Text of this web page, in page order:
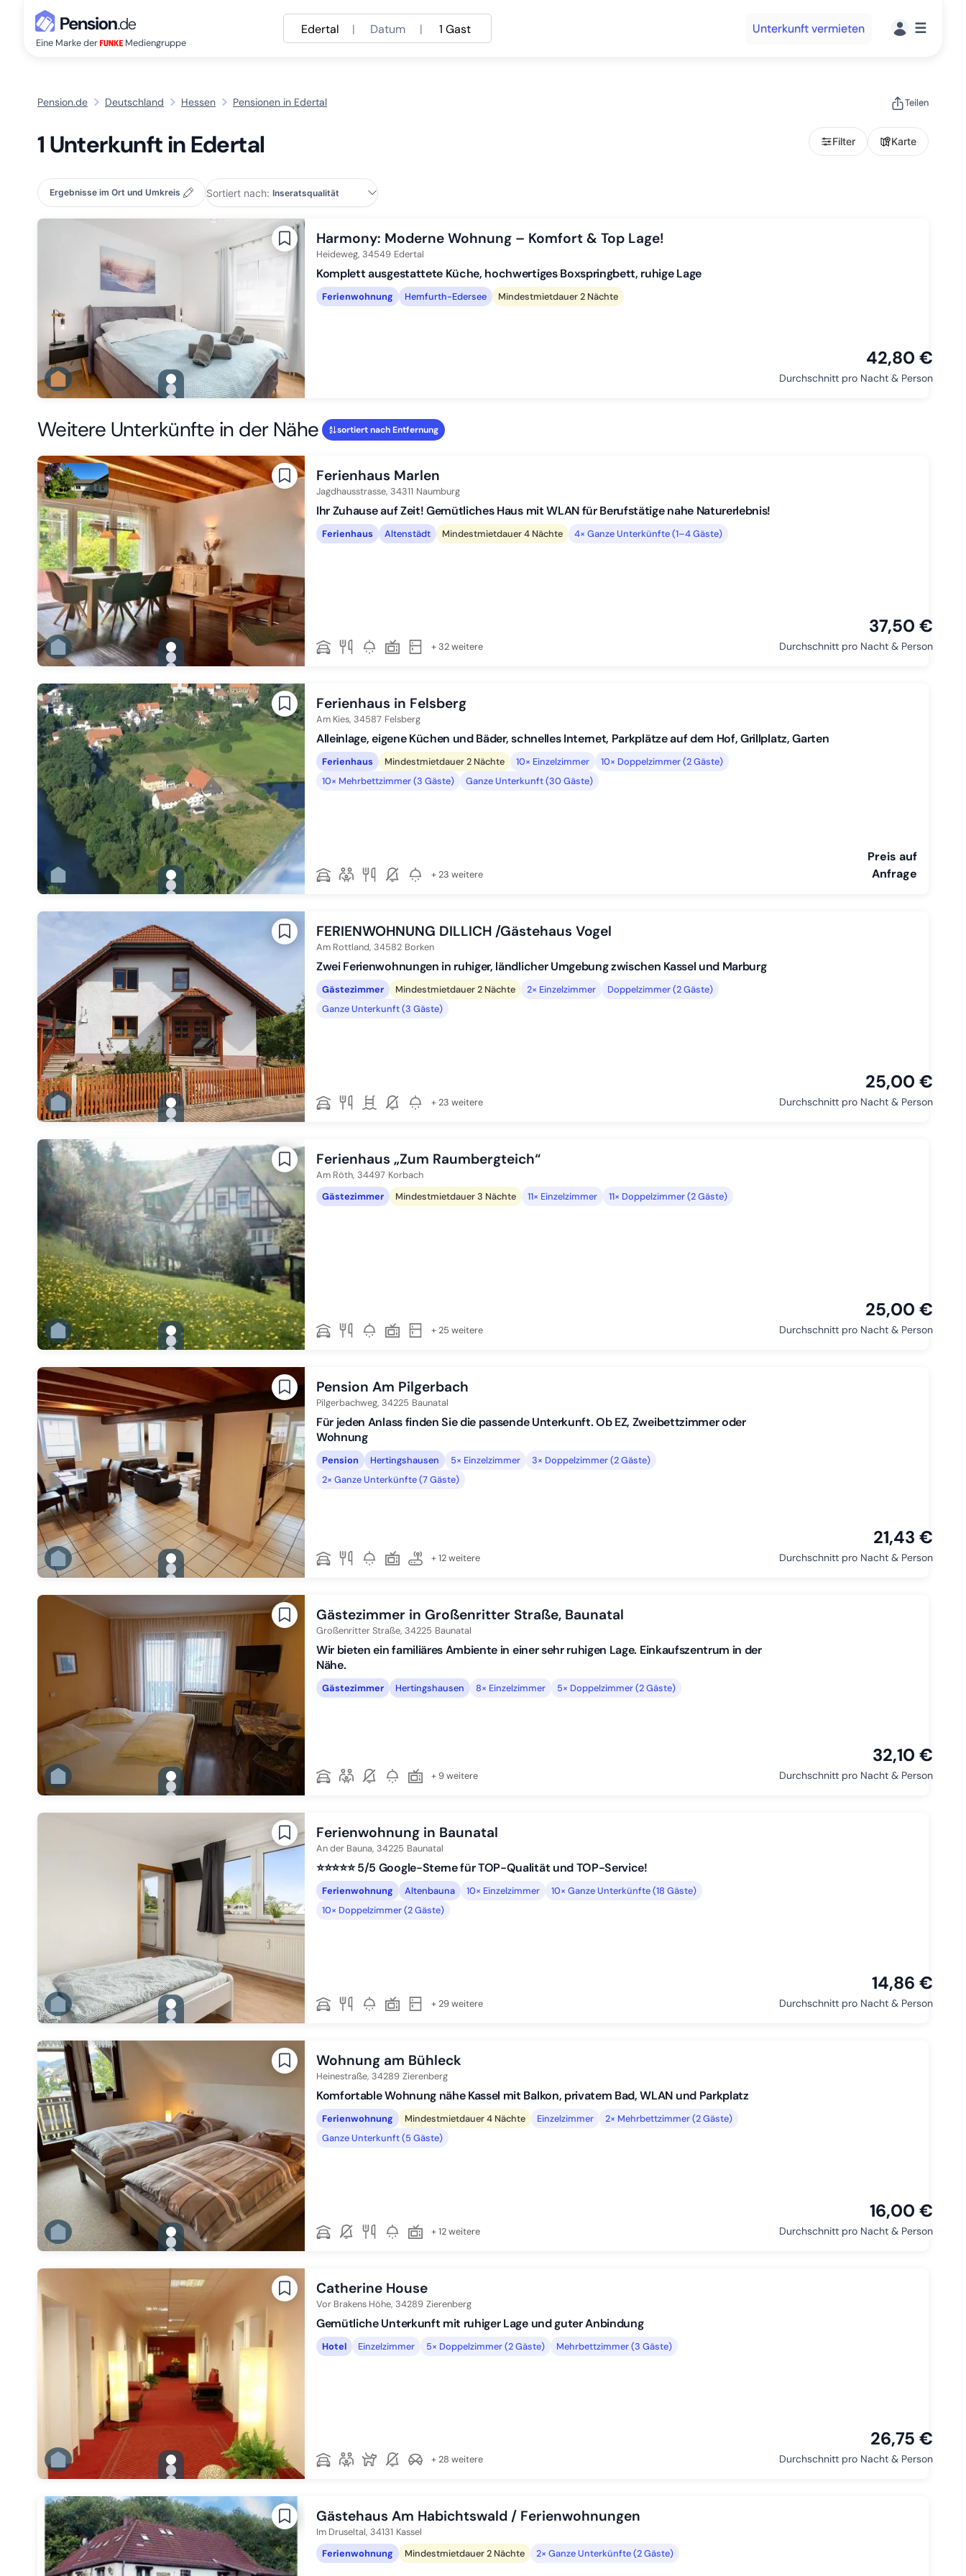
Eine Marke der Mediengruppe
Edertal | Datum | 1 Gast Unterkunft vermieten ☰
Pension.de Deutschland Hessen Pensionen in Edertal Teilen
1 Unterkunft in Edertal Filter Karte
Ergebnisse im Ort und Umkreis Sortiert nach:
gallery.slide_selector
Zu Slide 1 wechseln
Zu Slide 2 wechseln
Harmony: Moderne Wohnung – Komfort & Top Lage!
Heideweg, 34549 Edertal
Komplett ausgestattete Küche, hochwertiges Boxspringbett, ruhige Lage
Ferienwohnung Hemfurth-Edersee Mindestmietdauer 2 Nächte
42,80 €
Durchschnitt pro Nacht & Person
Weitere Unterkünfte in der Nähe sortiert nach Entfernung
gallery.slide_selector
Zu Slide 1 wechseln
Zu Slide 2 wechseln
Zu Slide 4 wechseln
Zu Slide 5 wechseln
Zu Slide 6 wechseln
Ferienhaus Marlen
Jagdhausstrasse, 34311 Naumburg
Ihr Zuhause auf Zeit! Gemütliches Haus mit WLAN für Berufstätige nahe Naturerlebnis!
Ferienhaus Altenstädt Mindestmietdauer 4 Nächte 4× Ganze Unterkünfte (1–4 Gäste)
+ 32 weitere
37,50 €
Durchschnitt pro Nacht & Person
gallery.slide_selector
Zu Slide 1 wechseln
Zu Slide 2 wechseln
Zu Slide 5 wechseln
Zu Slide 6 wechseln
Ferienhaus in Felsberg
Am Kies, 34587 Felsberg
Alleinlage, eigene Küchen und Bäder, schnelles Internet, Parkplätze auf dem Hof, Grillplatz, Garten
Ferienhaus Mindestmietdauer 2 Nächte 10× Einzelzimmer
10× Doppelzimmer (2 Gäste)
10× Mehrbettzimmer (3 Gäste)
Ganze Unterkunft (30 Gäste)
+ 23 weitere
Preis auf
Anfrage
gallery.slide_selector
Zu Slide 1 wechseln
Zu Slide 2 wechseln
Zu Slide 4 wechseln
Zu Slide 5 wechseln
Zu Slide 6 wechseln
FERIENWOHNUNG DILLICH /Gästehaus Vogel
Am Rottland, 34582 Borken
Zwei Ferienwohnungen in ruhiger, ländlicher Umgebung zwischen Kassel und Marburg
Gästezimmer Mindestmietdauer 2 Nächte 2× Einzelzimmer
Doppelzimmer (2 Gäste)
Ganze Unterkunft (3 Gäste)
+ 23 weitere
25,00 €
Durchschnitt pro Nacht & Person
gallery.slide_selector
Zu Slide 1 wechseln
Zu Slide 2 wechseln
Zu Slide 4 wechseln
Zu Slide 5 wechseln
Zu Slide 6 wechseln
Ferienhaus „Zum Raumbergteich“
Am Röth, 34497 Korbach
Gästezimmer
Mindestmietdauer 3 Nächte 11× Einzelzimmer 11× Doppelzimmer (2 Gäste)
+ 25 weitere
25,00 €
Durchschnitt pro Nacht & Person
gallery.slide_selector
Zu Slide 1 wechseln
Zu Slide 2 wechseln
Zu Slide 5 wechseln
Zu Slide 6 wechseln
Pension Am Pilgerbach
Pilgerbachweg, 34225 Baunatal
Für jeden Anlass finden Sie die passende Unterkunft. Ob EZ, Zweibettzimmer oder
Wohnung
Pension Hertingshausen 5× Einzelzimmer
3× Doppelzimmer (2 Gäste)
2× Ganze Unterkünfte (7 Gäste)
+ 12 weitere
21,43 €
Durchschnitt pro Nacht & Person
gallery.slide_selector
Zu Slide 1 wechseln
Zu Slide 2 wechseln
Gästezimmer in Großenritter Straße, Baunatal
Großenritter Straße, 34225 Baunatal
Wir bieten ein familiäres Ambiente in einer sehr ruhigen Lage. Einkaufszentrum in der
Nähe.
Gästezimmer Hertingshausen 8× Einzelzimmer 5× Doppelzimmer (2 Gäste)
+ 9 weitere
32,10 €
Durchschnitt pro Nacht & Person
gallery.slide_selector
Zu Slide 1 wechseln
Zu Slide 2 wechseln
Zu Slide 6 wechseln
Ferienwohnung in Baunatal
An der Bauna, 34225 Baunatal
⭐️⭐️⭐️⭐️⭐️ 5/5 Google-Sterne für TOP-Qualität und TOP-Service!
Ferienwohnung Altenbauna 10× Einzelzimmer
10× Ganze Unterkünfte (18 Gäste)
10× Doppelzimmer (2 Gäste)
+ 29 weitere
14,86 €
Durchschnitt pro Nacht & Person
gallery.slide_selector
Zu Slide 1 wechseln
Zu Slide 2 wechseln
Zu Slide 5 wechseln
Zu Slide 6 wechseln
Wohnung am Bühleck
Heinestraße, 34289 Zierenberg
Komfortable Wohnung nähe Kassel mit Balkon, privatem Bad, WLAN und Parkplatz
Ferienwohnung Mindestmietdauer 4 Nächte Einzelzimmer
2× Mehrbettzimmer (2 Gäste)
Ganze Unterkunft (5 Gäste)
+ 12 weitere
16,00 €
Durchschnitt pro Nacht & Person
gallery.slide_selector
Zu Slide 1 wechseln
Zu Slide 2 wechseln
Zu Slide 4 wechseln
Zu Slide 5 wechseln
Zu Slide 6 wechseln
Catherine House
Vor Brakens Höhe, 34289 Zierenberg
Gemütliche Unterkunft mit ruhiger Lage und guter Anbindung
Hotel Einzelzimmer 5× Doppelzimmer (2 Gäste) Mehrbettzimmer (3 Gäste)
+ 28 weitere
26,75 €
Durchschnitt pro Nacht & Person
Gästehaus Am Habichtswald / Ferienwohnungen
Im Druseltal, 34131 Kassel
Ferienwohnung
Mindestmietdauer 2 Nächte 2× Ganze Unterkünfte (2 Gäste)